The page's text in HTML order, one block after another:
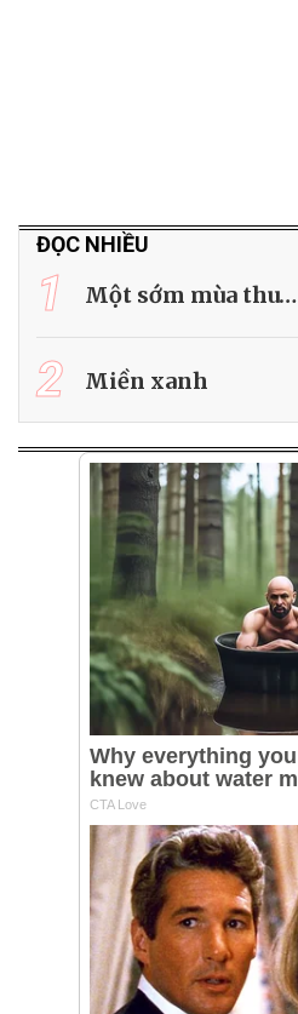
ĐỌC NHIỀU
1 Một sớm mùa thu…
2 Miền xanh